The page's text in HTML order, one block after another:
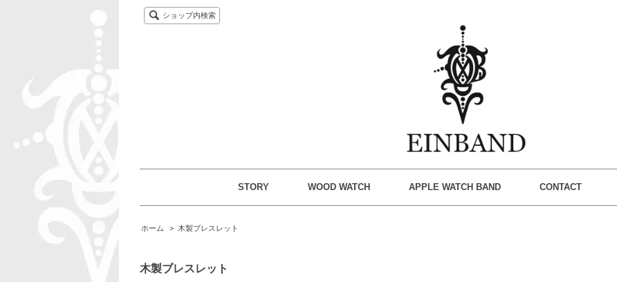
ショップ内検索
STORY WOOD WATCH APPLE WATCH BAND CONTACT
ホーム > 木製ブレスレット
木製ブレスレット